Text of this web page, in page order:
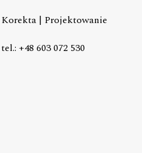
Korekta | Projektowanie
+48 603 072 530